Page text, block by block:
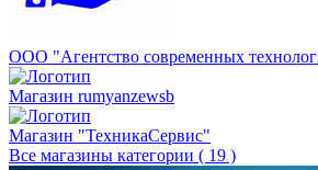
ООО "Агентство современных
Магазин rumyanzewsb
Магазин "ТехникаСервис"
Все магазины категории ( 19 )